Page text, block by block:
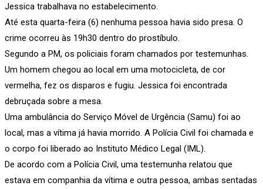
Jessica trabalhava no estabelecimento.
Até esta quarta-feira (6) nenhuma pessoa havia sido presa. O
crime ocorreu às 19h30 dentro do prostíbulo.
Segundo a PM, os policiais foram chamados por testemunhas.
Um homem chegou ao local em uma motocicleta, de cor
vermelha, fez os disparos e fugiu. Jessica foi encontrada
debruçada sobre a mesa.
Uma ambulância do Serviço Móvel de Urgência (Samu) foi ao
local, mas a vítima já havia morrido. A Polícia Civil foi chamada e
o corpo foi liberado ao Instituto Médico Legal (IML).
De acordo com a Polícia Civil, uma testemunha relatou que
estava em companhia da vítima e outra pessoa, ambas sentadas